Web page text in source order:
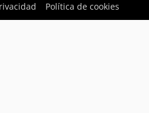
Política de cookies